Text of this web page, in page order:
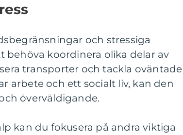
och stressiga
koordinera olika delar av
transporter och tackla oväntade
arbete och ett socialt liv, kan den
överväldigande.
kan du fokusera på andra viktiga